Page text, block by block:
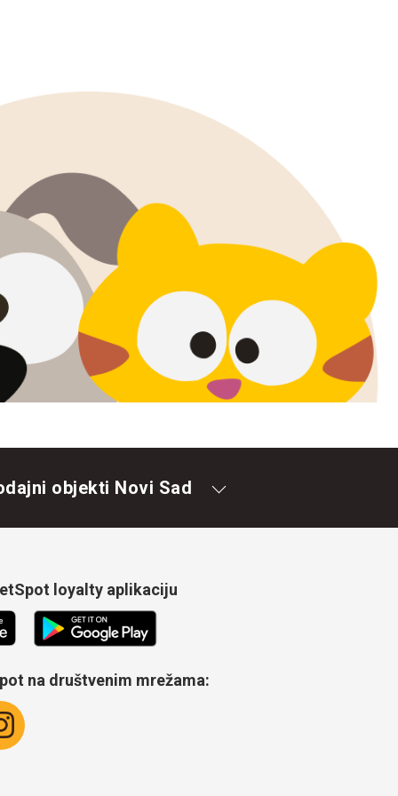
objekti Novi Sad
loyalty aplikaciju
na društvenim mrežama: